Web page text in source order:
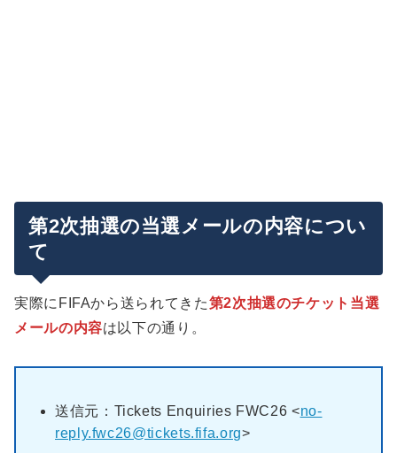
第2次抽選の当選メールの内容につい
て
実際にFIFAから送られてきた第2次抽選のチケット当選
メールの内容は以下の通り。
送信元：Tickets Enquiries FWC26 <no-
reply.fwc26@tickets.fifa.org>